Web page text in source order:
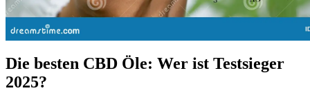
Die besten CBD Öle: Wer ist Testsieger
2025?